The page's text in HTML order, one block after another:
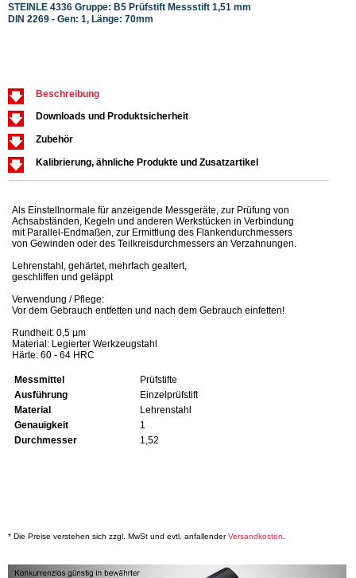
STEINLE 4336 Gruppe: B5 Prüfstift Messstift 1,51 mm
DIN 2269 - Gen: 1, Länge: 70mm
Beschreibung
Downloads und Produktsicherheit
Zubehör
Kalibrierung, ähnliche Produkte und Zusatzartikel
Als Einstellnormale für anzeigende Messgeräte, zur Prüfung von
Achsabständen, Kegeln und anderen Werkstücken in Verbindung
mit Parallel-Endmaßen, zur Ermittlung des Flankendurchmessers
von Gewinden oder des Teilkreisdurchmessers an Verzahnungen.
Lehrenstahl, gehärtet, mehrfach gealtert,
geschliffen und geläppt
Verwendung / Pflege:
Vor dem Gebrauch entfetten und nach dem Gebrauch einfetten!
Rundheit: 0,5 µm
Material: Legierter Werkzeugstahl
Härte: 60 - 64 HRC
Messmittel
Prüfstifte
Ausführung
Einzelprüfstift
Material
Lehrenstahl
Genauigkeit
1
Durchmesser
1,52
* Die Preise verstehen sich zzgl. MwSt und evtl. anfallenderVersandkosten